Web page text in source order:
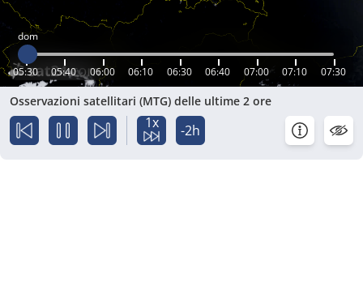
dom
05:30 05:40 06:00 06:10 06:30 06:40 07:00 07:10 07:30
Osservazioni satellitari (MTG) delle ultime 2 ore
1x -2h